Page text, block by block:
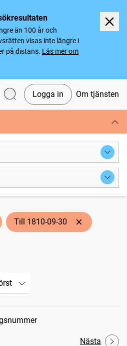
än 100 år och
visas inte längre i
på distans. Läs mer om
Logga in Om tjänsten
Till 1810-09-30
Nästa